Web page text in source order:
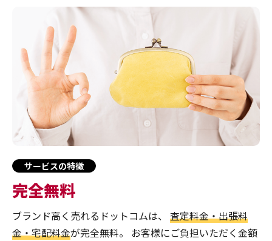
サービスの特徴
完全無料
ブランド高く売れるドットコムは、 査定料金・出張料
金・宅配料金が完全無料。 お客様にご負担いただく金額